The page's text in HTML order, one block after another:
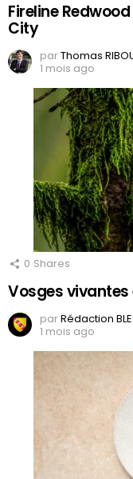
Fireline
City
parThomas
1 mois ago
0 Shares
Vosges
parRédaction
1 mois ago